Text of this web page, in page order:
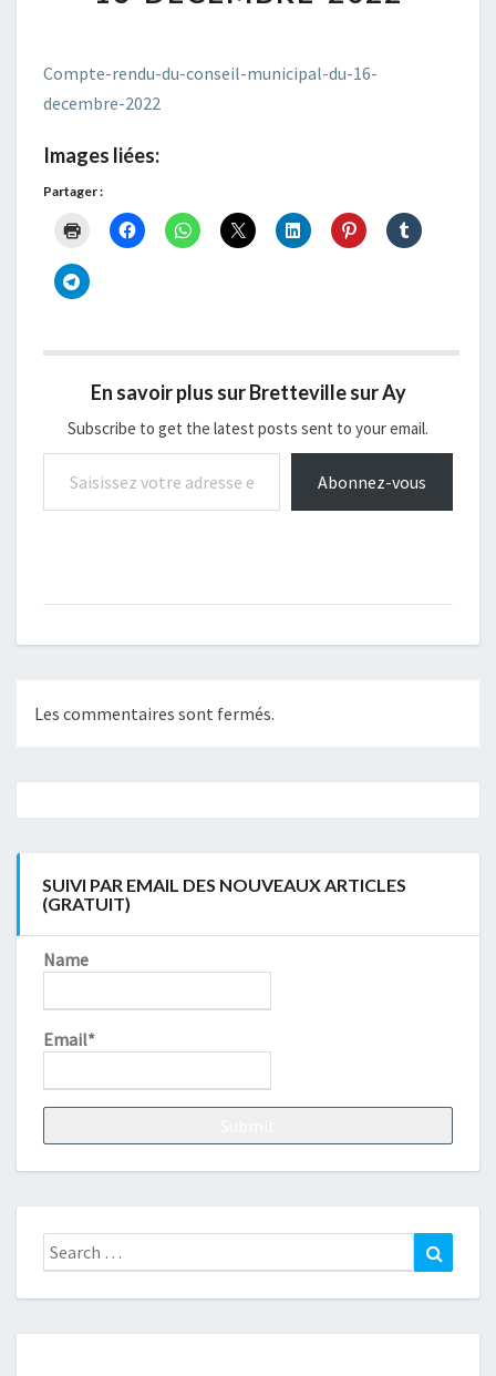
DECEMBRE-
Compte-rendu-du-conseil-municipal-du-16-
decembre-2022
Images liées:
Partager :
En savoir plus sur Bretteville sur Ay
Subscribe to get the latest posts sent to your email.
Saisissez votre adresse e-mail…
Abonnez-vous
Les commentaires sont fermés.
article
SUIVI PAR EMAIL DES NOUVEAUX ARTICLES
(GRATUIT)
Name
Email*
Search
for: